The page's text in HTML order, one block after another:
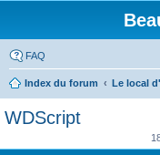
FAQ
Index du forum Le local
WDScript